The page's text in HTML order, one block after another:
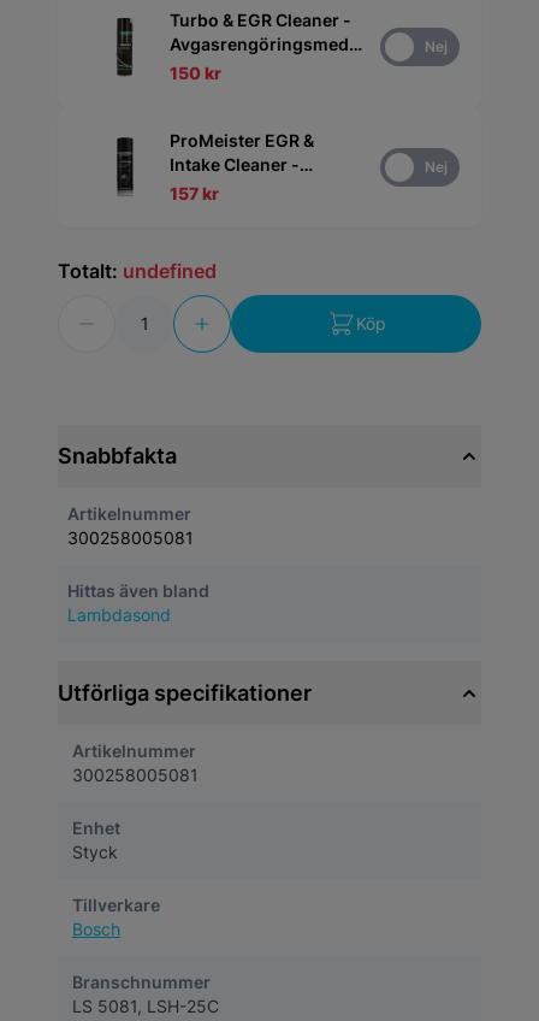
Totalt: undefined
Köp
Turbo & EGR Cleaner -
Avgasrengöringsmedel
500 ml
150 kr
Nej
ProMeister EGR &
Intake Cleaner -
Insugsrenare 200 ml
157 kr
Nej
Snabbfakta
Artikelnummer
300258005081
Hittas även bland
Lambdasond
Utförliga specifikationer
Artikelnummer
300258005081
Enhet
Styck
Tillverkare
Bosch
Branschnummer
LS 5081, LSH-25C